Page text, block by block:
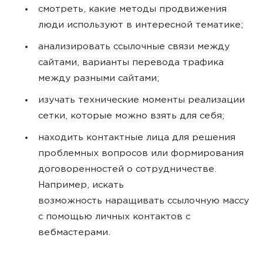
смотреть, какие методы продвижения
люди используют в интересной тематике;
анализировать ссылочные связи между
сайтами, варианты перевода трафика
между разными сайтами;
изучать технические моменты реализации
сетки, которые можно взять для себя;
находить контактные лица для решения
проблемных вопросов или формирования
договоренностей о сотрудничестве.
Например, искать
возможность наращивать ссылочную массу
с помощью личных контактов с
вебмастерами.